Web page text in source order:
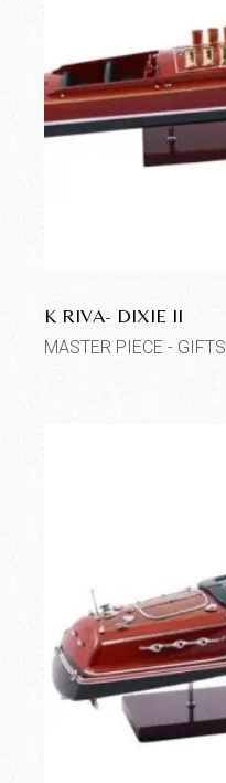
K RIVA- DIXIE II
MASTER PIECE - GIFTS